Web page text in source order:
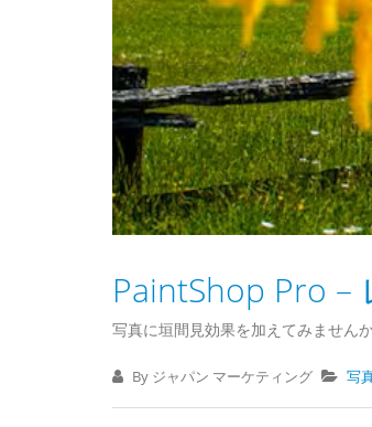
PaintShop Pro –
写真に垣間見効果を加えてみません
By ジャパン マーケティング 写